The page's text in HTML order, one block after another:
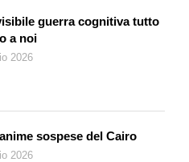
guerra cognitiva tutto
a noi
2026
sospese del Cairo
2026